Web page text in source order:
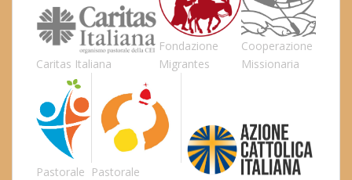
Caritas Italiana
Fondazione
Migrantes
Cooperazione
Missionaria
Pastorale Pastorale